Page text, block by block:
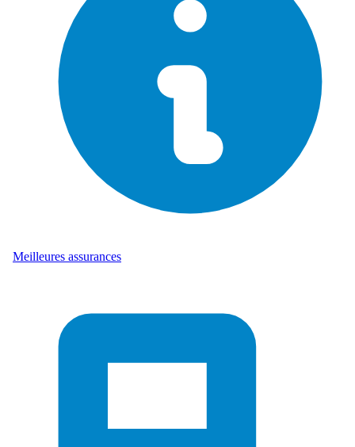
Meilleures assurances